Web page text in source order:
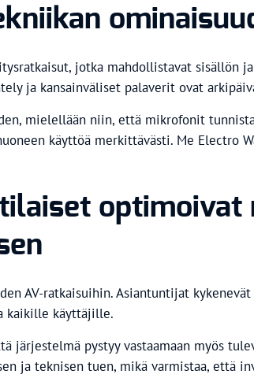
jotka mahdollistavat sisällön
ja kansainväliset palaverit ovat
mielellään niin, että mikrofonit
käyttöä merkittävästi. Me Electro
optimoivat
AV-ratkaisuihin. Asiantuntijat
kaikille käyttäjille.
järjestelmä pystyy vastaamaan myös
ja teknisen tuen, mikä varmistaa, että